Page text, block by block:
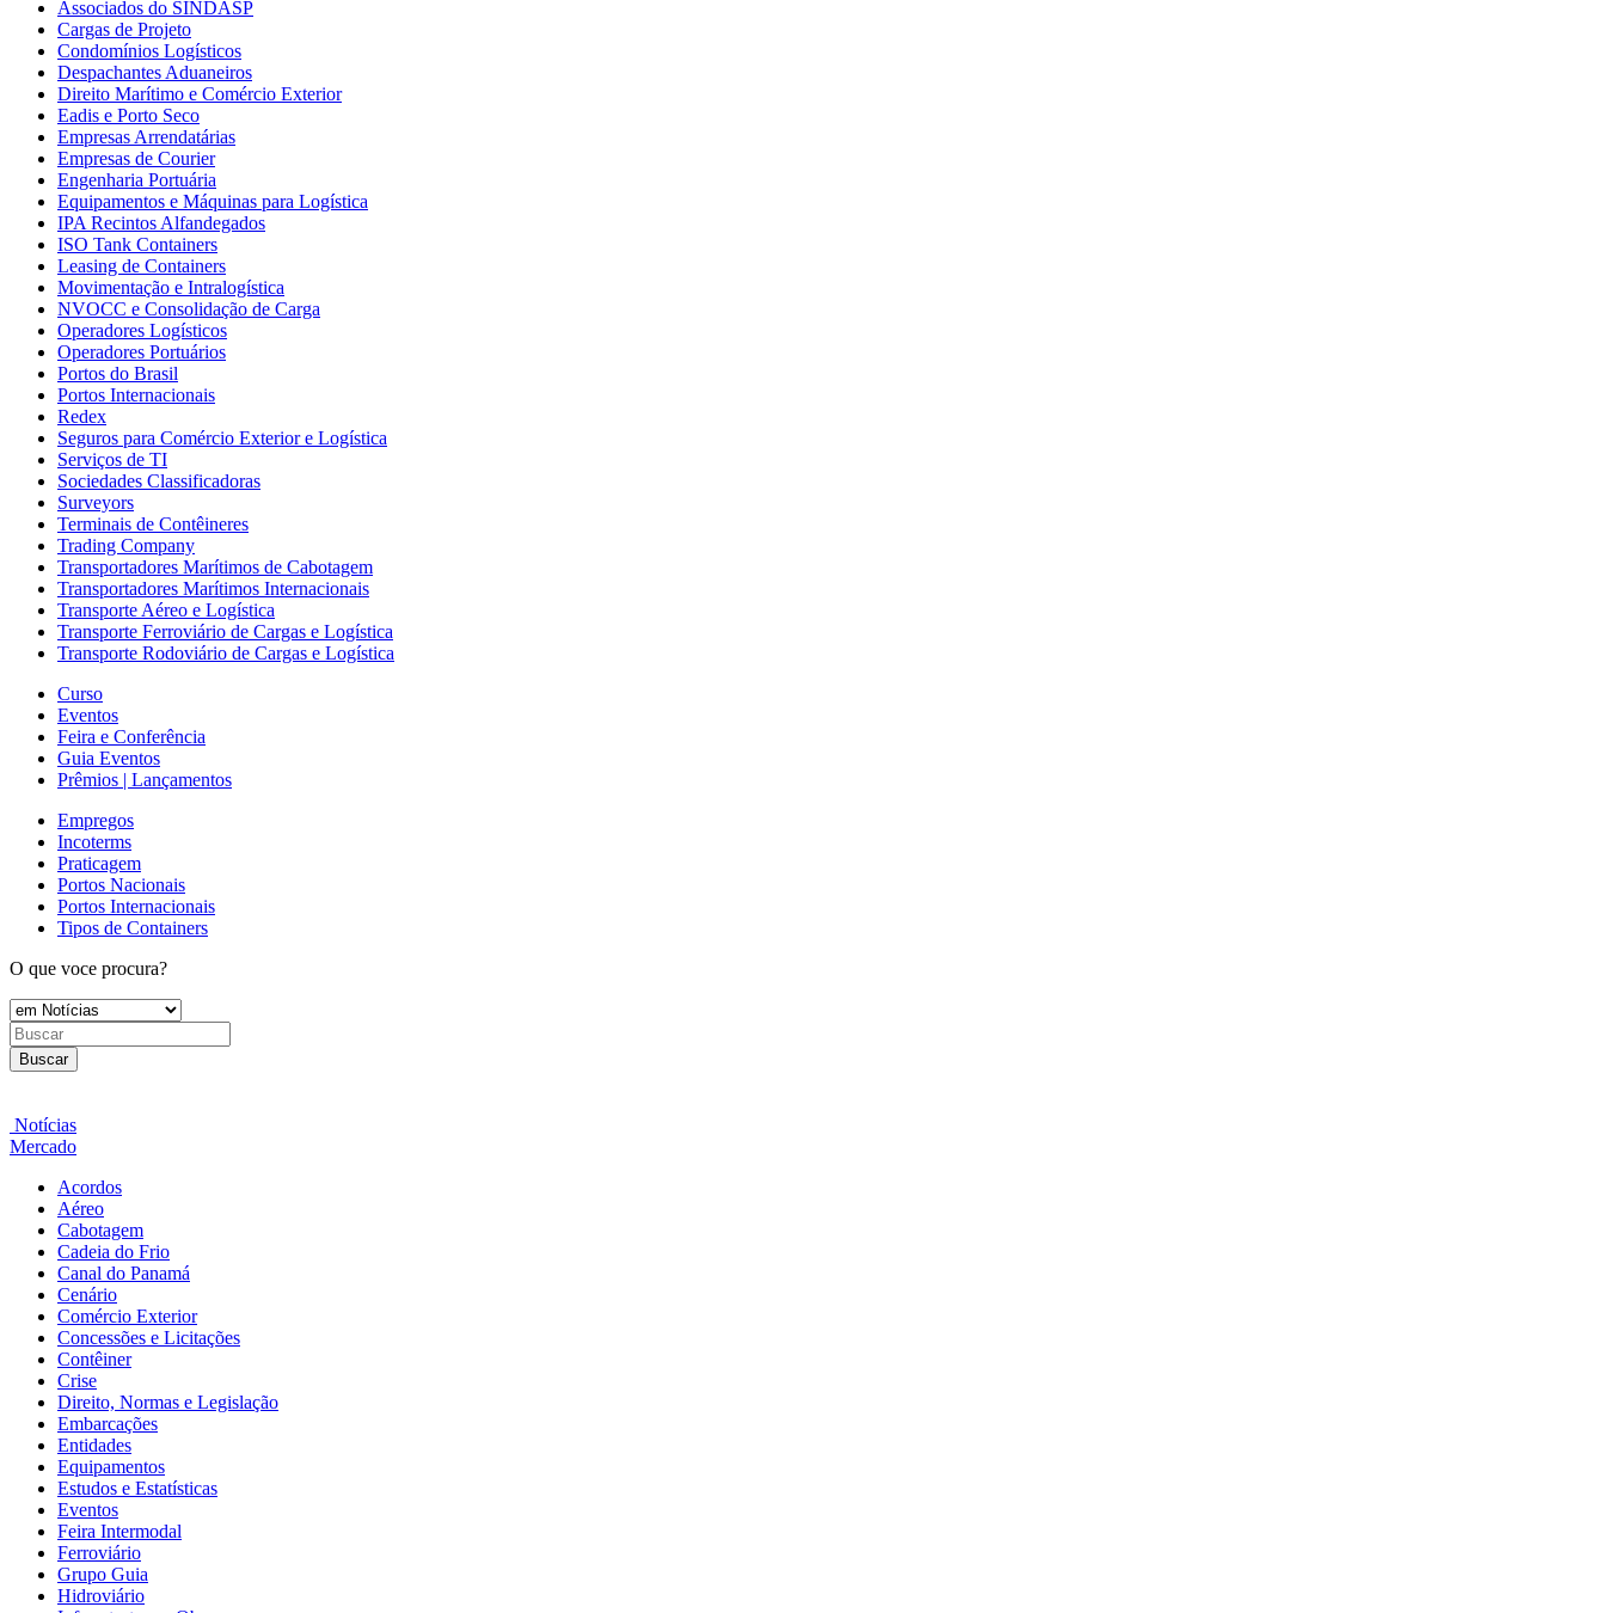
Associados do SINDASP
Cargas de Projeto
Condomínios Logísticos
Despachantes Aduaneiros
Direito Marítimo e Comércio Exterior
Eadis e Porto Seco
Empresas Arrendatárias
Empresas de Courier
Engenharia Portuária
Equipamentos e Máquinas para Logística
IPA Recintos Alfandegados
ISO Tank Containers
Leasing de Containers
Movimentação e Intralogística
NVOCC e Consolidação de Carga
Operadores Logísticos
Operadores Portuários
Portos do Brasil
Portos Internacionais
Redex
Seguros para Comércio Exterior e Logística
Serviços de TI
Sociedades Classificadoras
Surveyors
Terminais de Contêineres
Trading Company
Transportadores Marítimos de Cabotagem
Transportadores Marítimos Internacionais
Transporte Aéreo e Logística
Transporte Ferroviário de Cargas e Logística
Transporte Rodoviário de Cargas e Logística
Curso
Eventos
Feira e Conferência
Guia Eventos
Prêmios | Lançamentos
Empregos
Incoterms
Praticagem
Portos Nacionais
Portos Internacionais
Tipos de Containers
O que voce procura?
Buscar
Notícias
Mercado
Acordos
Aéreo
Cabotagem
Cadeia do Frio
Canal do Panamá
Cenário
Comércio Exterior
Concessões e Licitações
Contêiner
Crise
Direito, Normas e Legislação
Embarcações
Entidades
Equipamentos
Estudos e Estatísticas
Eventos
Feira Intermodal
Ferroviário
Grupo Guia
Hidroviário